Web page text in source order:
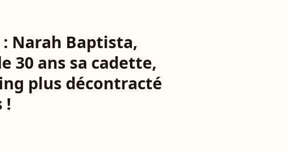
: Narah Baptista,
30 ans sa cadette,
plus décontracté
!